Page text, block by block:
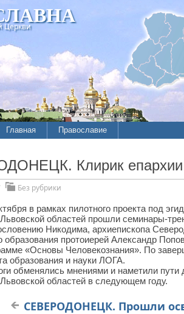
Церкви
Главная Православие
Клирик епархии
Без рубрики
в рамках пилотного проекта под
областей прошли семинары-
Никодима, архиепископа
образования протоиерей Александр
«Основы Человекознания». По
образования и науки ЛОГА.
обменялись мнениями и наметили
областей в следующем году.
СЕВЕРОДОНЕЦК. Прошли